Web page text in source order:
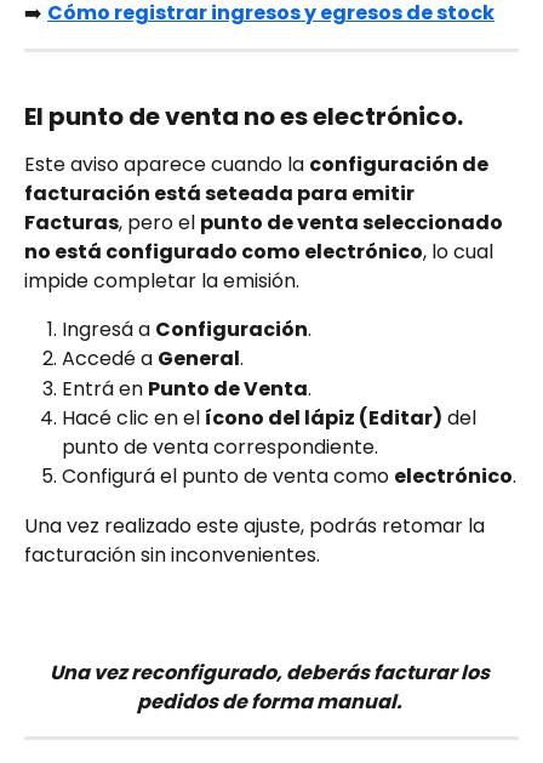
➡️ Cómo registrar ingresos y egresos de stock
El punto de venta no es electrónico.
Este aviso aparece cuando la configuración de
facturación está seteada para emitir
Facturas, pero el punto de venta seleccionado
no está configurado como electrónico, lo cual
impide completar la emisión.
Ingresá a Configuración.
Accedé a General.
Entrá en Punto de Venta.
Hacé clic en el ícono del lápiz (Editar) del
punto de venta correspondiente.
Configurá el punto de venta como electrónico.
Una vez realizado este ajuste, podrás retomar la
facturación sin inconvenientes.
Una vez reconfigurado, deberás facturar los
pedidos de forma manual.